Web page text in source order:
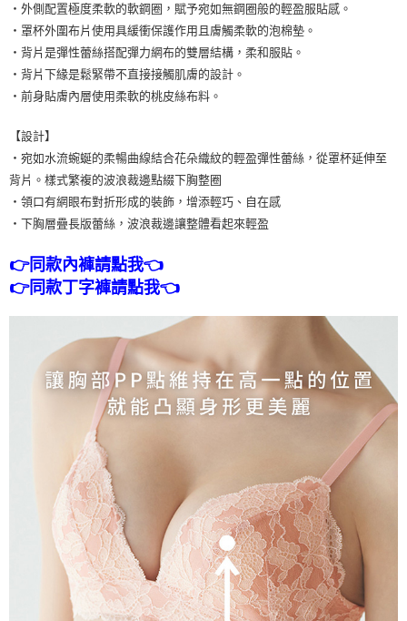
・外側配置極度柔軟的軟鋼圈，賦予宛如無鋼圈般的輕盈服貼感。
・罩杯外圍布片使用具緩衝保護作用且膚觸柔軟的泡棉墊。
・背片是彈性蕾絲搭配彈力網布的雙層結構，柔和服貼。
・背片下緣是鬆緊帶不直接接觸肌膚的設計。
・前身貼膚內層使用柔軟的桃皮絲布料。
【設計】
・宛如水流蜿蜒的柔暢曲線結合花朵織紋的輕盈彈性蕾絲，從罩杯延伸至
背片。樣式繁複的波浪裁邊點綴下胸整圈
・領口有網眼布對折形成的裝飾，增添輕巧、自在感
・下胸層疊長版蕾絲，波浪裁邊讓整體看起來輕盈
👉同款內褲請點我👈
👉同款丁字褲請點我👈